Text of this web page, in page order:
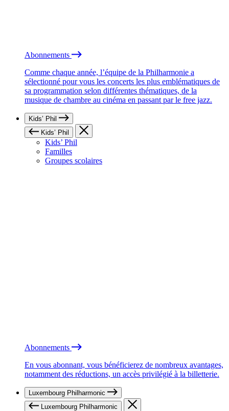
Abonnements
Comme chaque année, l’équipe de la Philharmonie a
sélectionné pour vous les concerts les plus emblématiques de
sa programmation selon différentes thématiques, de la
musique de chambre au cinéma en passant par le free jazz.
Kids’ Phil
Kids’ Phil
Kids’ Phil
Familles
Groupes scolaires
Abonnements
En vous abonnant, vous bénéficierez de nombreux avantages,
notamment des réductions, un accès privilégié à la billetterie.
Luxembourg Philharmonic
Luxembourg Philharmonic